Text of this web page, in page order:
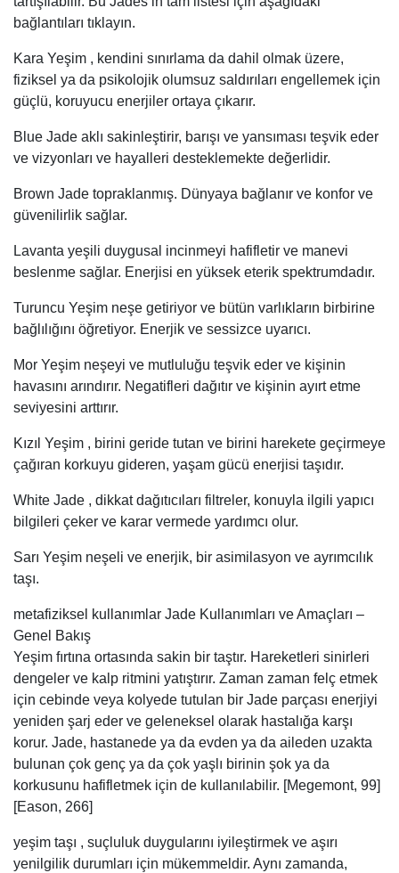
bağlantıları tıklayın.
Kara Yeşim , kendini sınırlama da dahil olmak üzere,
fiziksel ya da psikolojik olumsuz saldırıları engellemek için
güçlü, koruyucu enerjiler ortaya çıkarır.
Blue Jade aklı sakinleştirir, barışı ve yansıması teşvik eder
ve vizyonları ve hayalleri desteklemekte değerlidir.
Brown Jade topraklanmış. Dünyaya bağlanır ve konfor ve
güvenilirlik sağlar.
Lavanta yeşili duygusal incinmeyi hafifletir ve manevi
beslenme sağlar. Enerjisi en yüksek eterik spektrumdadır.
Turuncu Yeşim neşe getiriyor ve bütün varlıkların birbirine
bağlılığını öğretiyor. Enerjik ve sessizce uyarıcı.
Mor Yeşim neşeyi ve mutluluğu teşvik eder ve kişinin
havasını arındırır. Negatifleri dağıtır ve kişinin ayırt etme
seviyesini arttırır.
Kızıl Yeşim , birini geride tutan ve birini harekete geçirmeye
çağıran korkuyu gideren, yaşam gücü enerjisi taşıdır.
White Jade , dikkat dağıtıcıları filtreler, konuyla ilgili yapıcı
bilgileri çeker ve karar vermede yardımcı olur.
Sarı Yeşim neşeli ve enerjik, bir asimilasyon ve ayrımcılık
taşı.
metafiziksel kullanımlar Jade Kullanımları ve Amaçları –
Genel Bakış
Yeşim fırtına ortasında sakin bir taştır. Hareketleri sinirleri
dengeler ve kalp ritmini yatıştırır. Zaman zaman felç etmek
için cebinde veya kolyede tutulan bir Jade parçası enerjiyi
yeniden şarj eder ve geleneksel olarak hastalığa karşı
korur. Jade, hastanede ya da evden ya da aileden uzakta
bulunan çok genç ya da çok yaşlı birinin şok ya da
korkusunu hafifletmek için de kullanılabilir. [Megemont, 99]
[Eason, 266]
yeşim taşı , suçluluk duygularını iyileştirmek ve aşırı
yenilgilik durumları için mükemmeldir. Aynı zamanda,